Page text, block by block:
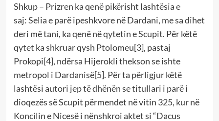
Shkup – Prizren ka qenë pikërisht lashtësia e
saj: Selia e parë ipeshkvore në Dardani, me sa dihet
deri më tani, ka qenë në qytetin e Scupit. Për këtë
qytet ka shkruar qysh Ptolomeu[3], pastaj
Prokopi[4], ndërsa Hijerokli thekson se ishte
metropol i Dardanisë[5]. Për ta përligjur këtë
lashtësi autori jep të dhënën se titullari i parë i
dioqezës së Scupit përmendet në vitin 325, kur në
Koncilin e Nicesë i nënshkroi aktet si “Dacus